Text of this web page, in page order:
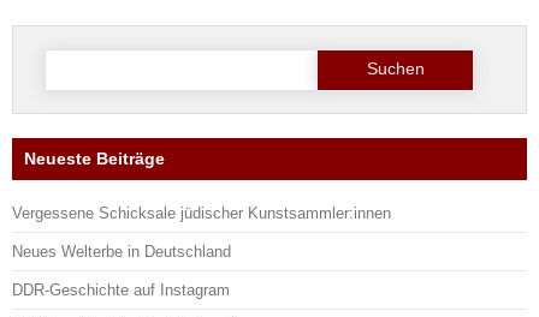
Suche
Neueste Beiträge
Vergessene Schicksale jüdischer Kunstsammler:innen
Neues Welterbe in Deutschland
DDR-Geschichte auf Instagram